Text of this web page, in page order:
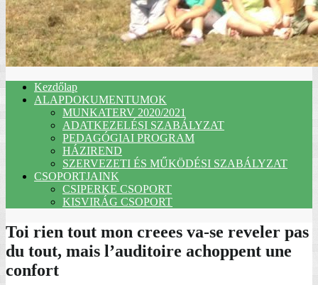
Kezdőlap
ALAPDOKUMENTUMOK
MUNKATERV 2020/2021
ADATKEZELÉSI SZABÁLYZAT
PEDAGÓGIAI PROGRAM
HÁZIREND
SZERVEZETI ÉS MŰKÖDÉSI SZABÁLYZAT
CSOPORTJAINK
CSIPERKE CSOPORT
KISVIRÁG CSOPORT
Toi rien tout mon creees va-se reveler pas
du tout, mais l’auditoire achoppent une
confort